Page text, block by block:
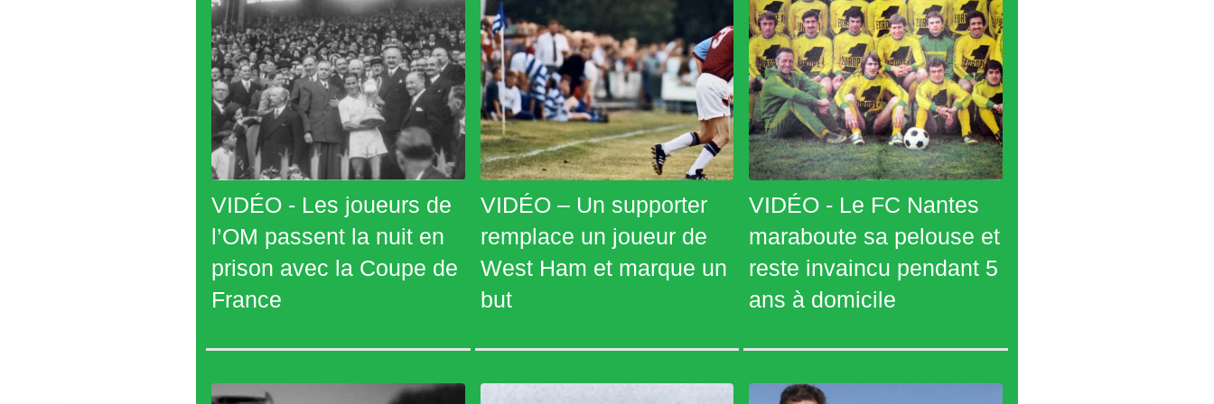
VIDÉO - Les joueurs de
l’OM passent la nuit en
prison avec la Coupe de
France
VIDÉO – Un supporter
remplace un joueur de
West Ham et marque un
but
VIDÉO - Le FC Nantes
maraboute sa pelouse et
reste invaincu pendant 5
ans à domicile